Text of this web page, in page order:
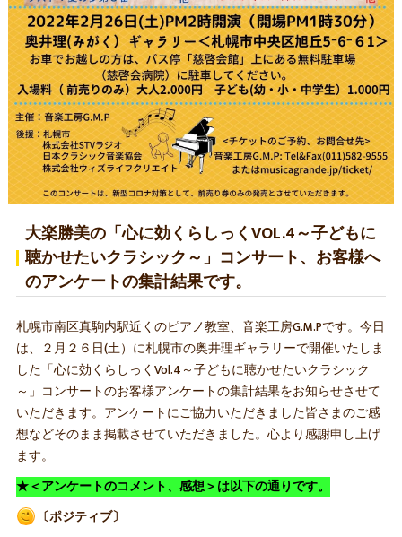
大楽勝美の「心に効くらしっくVOL.4～子どもに
聴かせたいクラシック～」コンサート、お客様へ
のアンケートの集計結果です。
札幌市南区真駒内駅近くのピアノ教室、音楽工房G.M.Pです。今日
は、２月２６日(土）に札幌市の奥井理ギャラリーで開催いたしま
した「心に効くらしっくVol.4～子どもに聴かせたいクラシック
～」コンサートのお客様アンケートの集計結果をお知らせさせて
いただきます。アンケートにご協力いただきました皆さまのご感
想などそのまま掲載させていただきました。心より感謝申し上げ
ます。
★＜アンケートのコメント、感想＞は以下の通りです。
〔ポジティブ〕